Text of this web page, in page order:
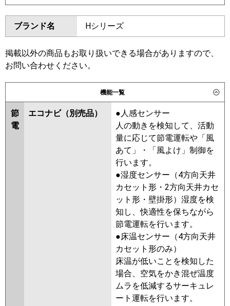
東芝 GWSA05613XU GWSA05613MUB
三菱電機 PLZ-ERMP56L6
ERMP56LE6
日立 RCID-GP56RSH11
三菱重工 FDTWV566H6S FDTWV566H6S-
パナソニック PA-P56L7KNC PA-P56L7KC
P56L7HNC PA-P56L7HC
ダイキン SZRG56BYT SZRG56BYNT
SZRG56BJT
SZRG56BFT SZRG56BFNT
SZRG56BCT SZRG56BCNT
RWSA05633MU RWSA05633M
RWSA05633X
AWSA05657X
三菱電機 PLZ-ERMP56LE5 PLZ-ERMP56L5
PLZ-ERMP56L4 PLZ-ERMP56LE4
PLZ-ERMP56L3
PLZ-ERMP56LE3
PLZ-ERMP56LE2
PLZ-ERMP56L2
PLZ-ERMP56LEZ
PLZ-ERMP56LZ
PLZ-ERMP56LEY PLZ-ERMP56LY
PLZ-ERMP56LEV PLZ-ERMP56LV
PLZ-ERMP56LR PLZ-
ERMP56LER
RCID-GP56RSH9 RCID-GP56RSH8
RCID-GP56RSH7 RCID-GP56RSH6
RCID-GP56RSH5 RCID-GP56RSH4
RCID-GP56RSH3 RCID-
GP56RSH2
ブランド名 Hシリーズ
掲載以外の商品もお取り扱いできる場合がありますので、
お問い合わせください。
機能一覧
節
電
エコナビ（別売品）
●人感センサー
人の動きを検知して、活動
量に応じて節電運転や「風
あて」・「風よけ」制御を
行います。
●湿度センサー（4方向天井
カセット形・2方向天井カセ
ット形・壁掛形）湿度を検
知し、快適性を保ちながら
節電運転を行います。
●床温センサー（4方向天井
カセット形のみ）
床温が低いことを検知した
場合、空気をかき混ぜ温度
ムラを低減するサーキュレ
ート運転を行います。